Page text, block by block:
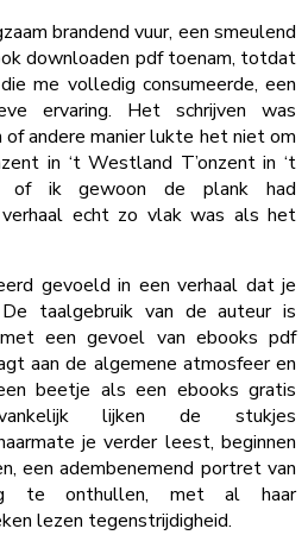
brandend vuur, een smeulend
downloaden pdf toenam, totdat
me volledig consumeerde, een
ervaring. Het schrijven was
of andere manier lukte het niet om
in ‘t Westland T’onzent in ‘t
of ik gewoon de plank had
echt zo vlak was als het
gevoeld in een verhaal dat je
taalgebruik van de auteur is
een gevoel van ebooks pdf
aan de algemene atmosfeer en
beetje als een ebooks gratis
lijken de stukjes
je verder leest, beginnen
een adembenemend portret van
te onthullen, met al haar
lezen tegenstrijdigheid.